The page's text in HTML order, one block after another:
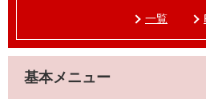
一覧
基本メニュー